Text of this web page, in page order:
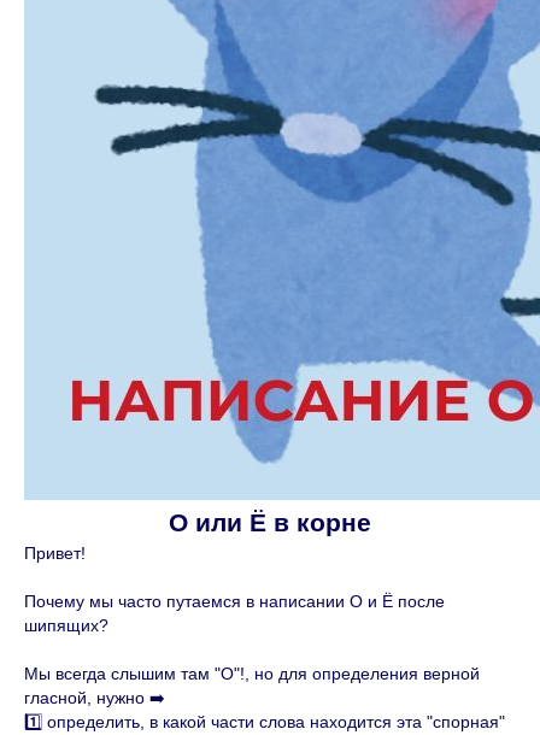
О или Ё в корне
Привет!
Почему мы часто путаемся в написании О и Ё после
шипящих?
Мы всегда слышим там "О"!, но для определения верной
гласной, нужно ➡️
1️⃣ определить, в какой части слова находится эта "спорная"